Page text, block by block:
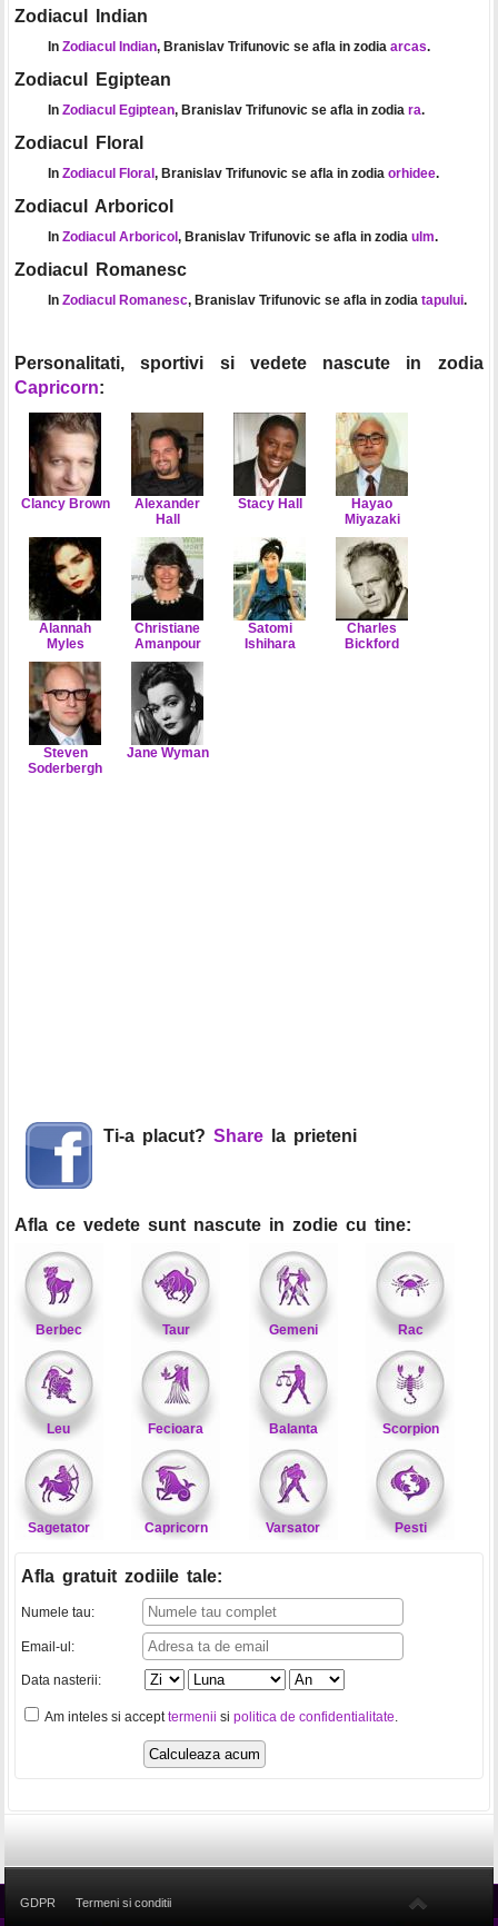
Zodiacul Indian
In Zodiacul Indian, Branislav Trifunovic se afla in zodia arcas.
Zodiacul Egiptean
In Zodiacul Egiptean, Branislav Trifunovic se afla in zodia ra.
Zodiacul Floral
In Zodiacul Floral , Branislav Trifunovic se afla in zodia orhidee.
Zodiacul Arboricol
In Zodiacul Arboricol , Branislav Trifunovic se afla in zodia ulm.
Zodiacul Romanesc
In Zodiacul Romanesc, Branislav Trifunovic se afla in zodia tapului.
Personalitati, sportivi si vedete nascute in zodia
Capricorn:
Clancy Brown
Alexander
Hall
Stacy Hall
Hayao
Miyazaki
Alannah
Myles
Christiane
Amanpour
Satomi
Ishihara
Charles
Bickford
Steven
Soderbergh
Jane Wyman
Ti-a placut? Share la prieteni
Afla ce vedete sunt nascute in zodie cu tine:
Berbec Taur Gemeni Rac
Leu Fecioara Balanta Scorpion
Sagetator Capricorn Varsator Pesti
Afla gratuit zodiile tale:
Numele tau:
Email-ul:
Data nasterii:
Am inteles si accepttermenii si politica de confidentialitate.
GDPR Termeni si conditii